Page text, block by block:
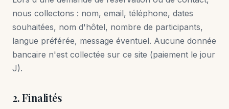
nous collectons : nom, email, téléphone, dates
souhaitées, nom d'hôtel, nombre de participants,
langue préférée, message éventuel. Aucune donnée
bancaire n'est collectée sur ce site (paiement le jour
J).
2. Finalités